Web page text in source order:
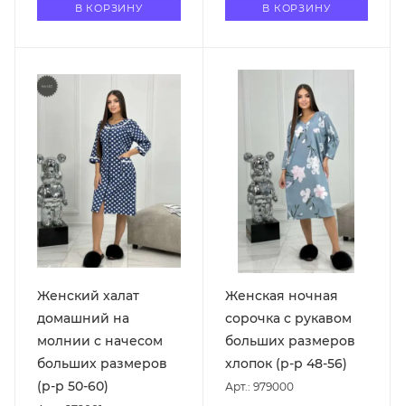
В КОРЗИНУ В КОРЗИНУ
Женский халат
домашний на
молнии с начесом
больших размеров
(р-р 50-60)
Женская ночная
сорочка с рукавом
больших размеров
хлопок (р-р 48-56)
Арт.: 979000